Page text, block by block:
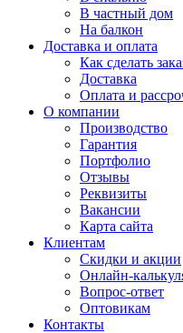
В частный дом
На балкон
Доставка и оплата
Как сделать
Доставка
Оплата и
О компании
Производство
Гарантия
Портфолио
Отзывы
Реквизиты
Вакансии
Карта сайта
Клиентам
Скидки и акции
Онлайн-
Вопрос-ответ
Оптовикам
Контакты